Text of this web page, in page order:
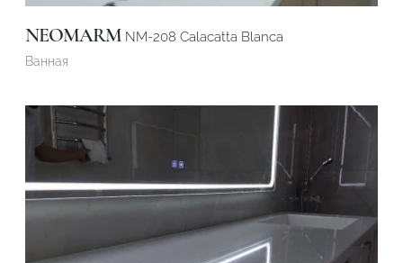
NEOMARM NM-208 Calacatta Blanca
Ванная